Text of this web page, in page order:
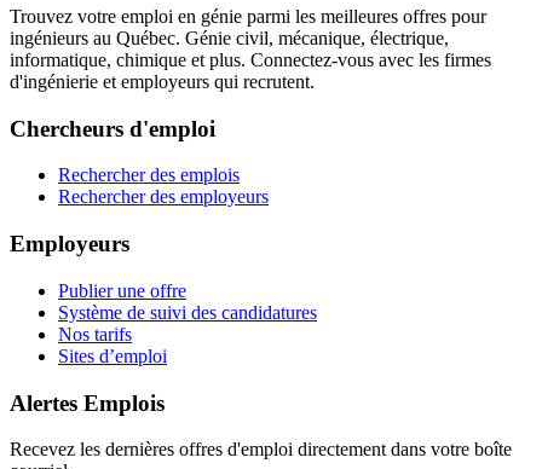
Trouvez votre emploi en génie parmi les meilleures offres pour
ingénieurs au Québec. Génie civil, mécanique, électrique,
informatique, chimique et plus. Connectez-vous avec les firmes
d'ingénierie et employeurs qui recrutent.
Chercheurs d'emploi
Rechercher des emplois
Rechercher des employeurs
Employeurs
Publier une offre
Système de suivi des candidatures
Nos tarifs
Sites d’emploi
Alertes Emplois
Recevez les dernières offres d'emploi directement dans votre boîte